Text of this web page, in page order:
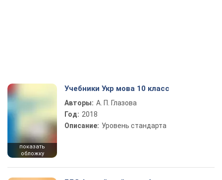
показать
обложку
Учебники Укр мова 10 класс
Авторы: А. П. Глазова
Год: 2018
Описание: Уровень стандарта